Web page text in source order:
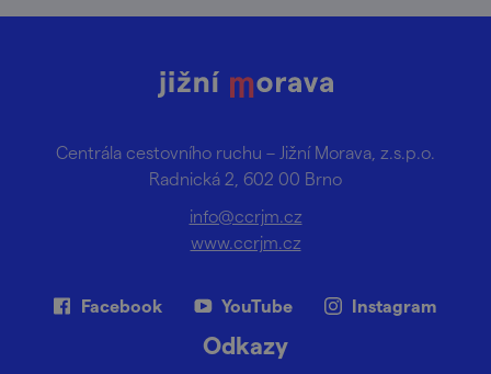
Centrála cestovního ruchu – Jižní Morava, z.s.p.o.
Radnická 2, 602 00 Brno
info@ccrjm.cz
www.ccrjm.cz
Facebook YouTube Instagram
Odkazy